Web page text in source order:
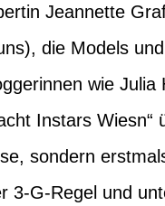
Jeannette
die Models
wie Julia
Instars
sondern
3-G-Regel und